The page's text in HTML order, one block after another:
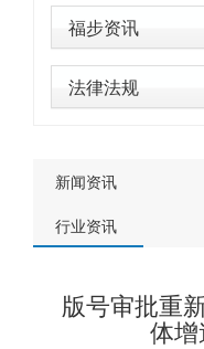
福步资讯
法律法规
新闻资讯
行业资讯
版号审批重
体